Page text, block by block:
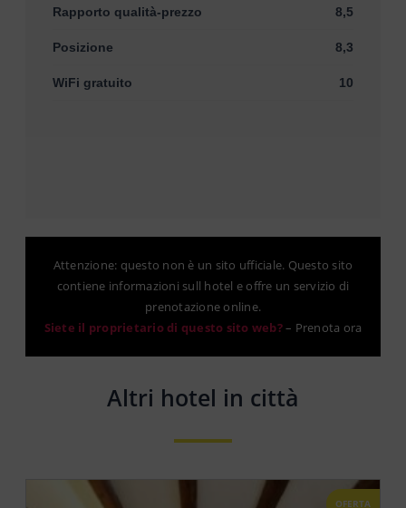
Rapporto qualità-prezzo 8,5
Posizione 8,3
WiFi gratuito 10
Attenzione: questo non è un sito ufficiale. Questo sito
contiene informazioni sull hotel e offre un servizio di
prenotazione online.
Siete il proprietario di questo sito web?– Prenota ora
Altri hotel in città
OFERTA